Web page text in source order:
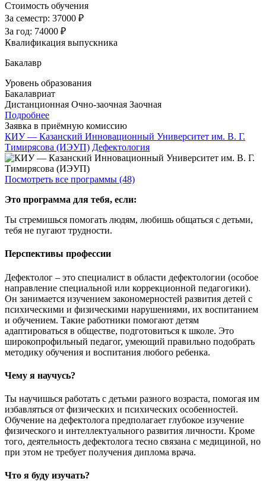
Стоимость обучения
За семестр: 37000 ₽
За год: 74000 ₽
Квалификация выпускника
Бакалавр
Уровень образования
Бакалавриат
Дистанционная Очно-заочная Заочная
Подробнее
Заявка в приёмную комиссию
КИУ — Казанский Инновационный Университет им. В. Г.
Тимирясова (ИЭУП) Дефектология
Посмотреть все программы (48)
Это программа для тебя, если:
Ты стремишься помогать людям, любишь общаться с детьми,
тебя не пугают трудности.
Перспективы профессии
Дефектолог – это специалист в области дефектологии (особое
направление специальной или коррекционной педагогики).
Он занимается изучением закономерностей развития детей с
психическими и физическими нарушениями, их воспитанием
и обучением. Такие работники помогают детям
адаптироваться в обществе, подготовиться к школе. Это
широкопрофильный педагог, умеющий правильно подобрать
методику обучения и воспитания любого ребенка.
Чему я научусь?
Ты научишься работать с детьми разного возраста, помогая им
избавляться от физических и психических особенностей.
Обучение на дефектолога предполагает глубокое изучение
физического и интеллектуального развития личности. Кроме
того, деятельность дефектолога тесно связана с медициной, но
при этом не требует получения диплома врача.
Что я буду изучать?